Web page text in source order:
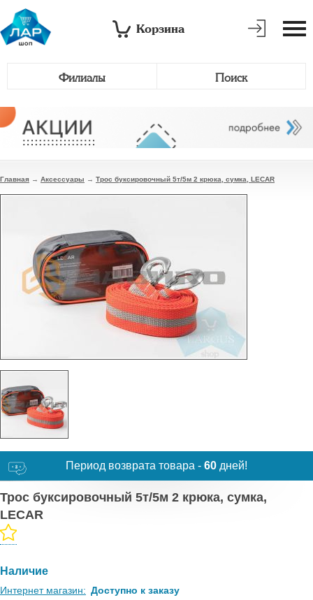
Корзина
Филиалы Поиск
Главная → Аксессуары → Трос буксировочный 5т/5м 2 крюка, сумка, LECAR
Период возврата товара - 60 дней!
Трос буксировочный 5т/5м 2 крюка, сумка,
LECAR
Наличие
Интернет магазин: Доступно к заказу